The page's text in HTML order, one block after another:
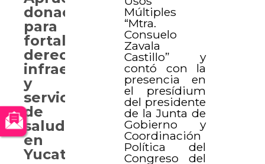
Múltiples
“Mtra.
Consuelo
Zavala
Castillo” y
contó con la
presencia en
el presídium
del presidente
de la Junta de
Gobierno y
Coordinación
Política del
Congreso del
donaciones
para
fortalecer
derechos,
infraestructura
y
servicios
de
salud
en
Yucatán